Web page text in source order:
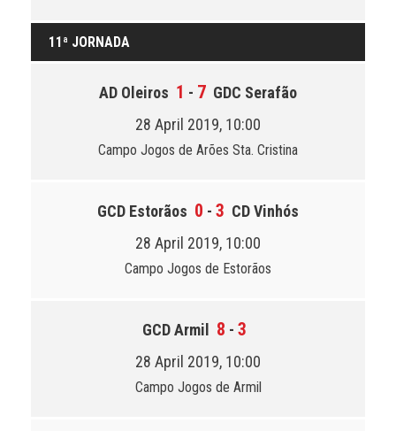
11ª JORNADA
AD Oleiros 1 - 7 GDC Serafão
28 April 2019, 10:00
Campo Jogos de Arões Sta. Cristina
GCD Estorãos 0 - 3 CD Vinhós
28 April 2019, 10:00
Campo Jogos de Estorãos
GCD Armil 8 - 3
28 April 2019, 10:00
Campo Jogos de Armil